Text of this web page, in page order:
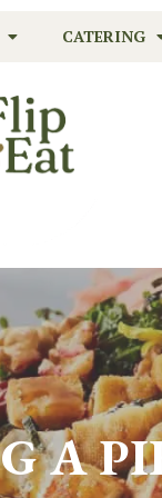
CATERING
A